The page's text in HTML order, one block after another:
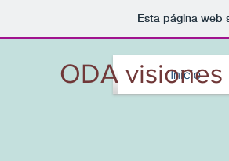
Esta página web
ODA Inicio